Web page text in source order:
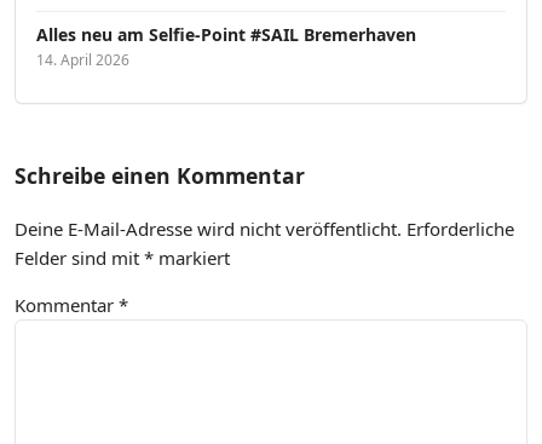
Alles neu am Selfie-Point #SAIL Bremerhaven
14. April 2026
Schreibe einen Kommentar
Deine E-Mail-Adresse wird nicht veröffentlicht. Erforderliche
Felder sind mit * markiert
Kommentar *